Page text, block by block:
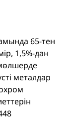
65-тен
1,5%-дан
металдар